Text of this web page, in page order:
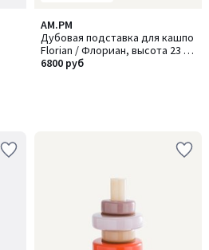
AM.PM
Дубовая подставка для кашпо
Florian / Флориан, высота 23 и
33 см, GRAYSON / ГРЕЙСОН
6800 руб